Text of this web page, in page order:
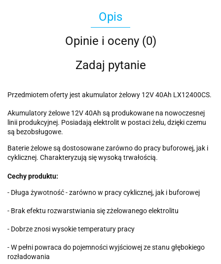
Opis
Opinie i oceny (0)
Zadaj pytanie
Przedmiotem oferty jest akumulator żelowy 12V 40Ah LX12400CS.
Akumulatory żelowe 12V 40Ah są produkowane na nowoczesnej
linii produkcyjnej. Posiadają elektrolit w postaci żelu, dzięki czemu
są bezobsługowe.
Baterie żelowe są dostosowane zarówno do pracy buforowej, jak i
cyklicznej. Charakteryzują się wysoką trwałością.
Cechy produktu:
- Długa żywotność - zarówno w pracy cyklicznej, jak i buforowej
- Brak efektu rozwarstwiania się zżelowanego elektrolitu
- Dobrze znosi wysokie temperatury pracy
- W pełni powraca do pojemności wyjściowej ze stanu głębokiego
rozładowania